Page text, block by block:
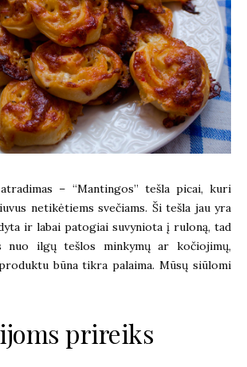
– “Mantingos” tešla picai, kuri
netikėtiems svečiams. Ši tešla jau yra
ir labai patogiai suvyniota į ruloną, tad
nuo ilgų tešlos minkymų ar kočiojimų,
būna tikra palaima. Mūsų siūlomi
prireiks